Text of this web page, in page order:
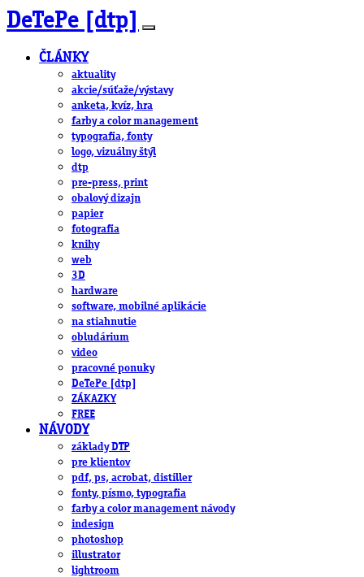
DeTePe [dtp]
ČLÁNKY
aktuality
akcie/súťaže/výstavy
anketa, kvíz, hra
farby a color management
typografia, fonty
logo, vizuálny štýl
dtp
pre-press, print
obalový dizajn
papier
fotografia
knihy
web
3D
hardware
software, mobilné aplikácie
na stiahnutie
obludárium
video
pracovné ponuky
DeTePe [dtp]
ZÁKAZKY
FREE
NÁVODY
základy DTP
pre klientov
pdf, ps, acrobat, distiller
fonty, písmo, typografia
farby a color management návody
indesign
photoshop
illustrator
lightroom